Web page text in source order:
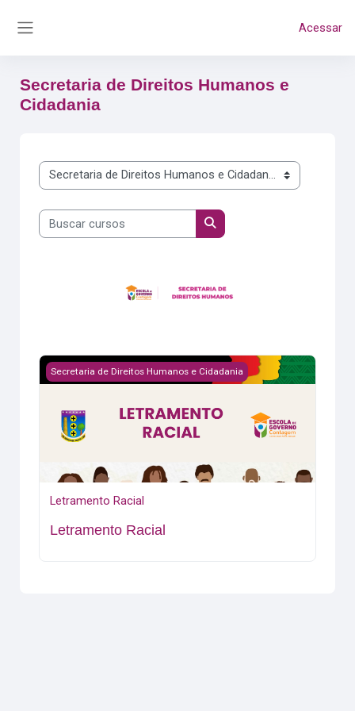
Acessar
Secretaria de Direitos Humanos e
Cidadania
Categorias de Cursos
Buscar cursos
Buscar cursos
Letramento Racial
Secretaria de Direitos Humanos e Cidadania
Letramento Racial
Letramento Racial